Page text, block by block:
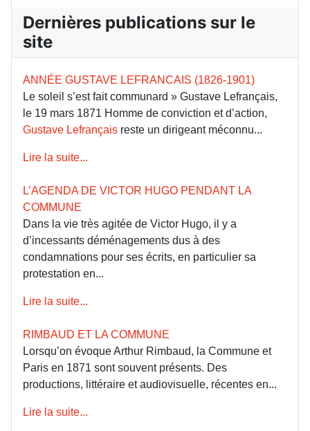
Dernières publications sur le
site
ANNÉE GUSTAVE LEFRANCAIS (1826-1901)
Le soleil s’est fait communard » Gustave Lefrançais,
le 19 mars 1871 Homme de conviction et d’action,
Gustave Lefrançais reste un dirigeant méconnu...
Lire la suite...
L’AGENDA DE VICTOR HUGO PENDANT LA
COMMUNE
Dans la vie très agitée de Victor Hugo, il y a
d’incessants déménagements dus à des
condamnations pour ses écrits, en particulier sa
protestation en...
Lire la suite...
RIMBAUD ET LA COMMUNE
Lorsqu’on évoque Arthur Rimbaud, la Commune et
Paris en 1871 sont souvent présents. Des
productions, littéraire et audiovisuelle, récentes en...
Lire la suite...